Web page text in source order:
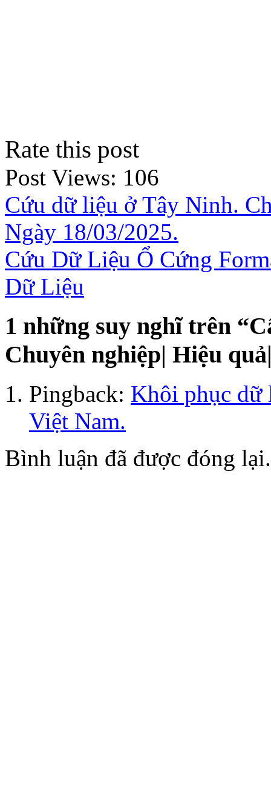
Rate this post
Post Views: 106
Cứu dữ liệu ở Tây Ninh.
Ngày 18/03/2025.
Cứu Dữ Liệu Ổ Cứng
Dữ Liệu
1 những suy nghĩ trên “
Chuyên nghiệp| Hiệu
Pingback: Khôi phục dữ
Việt Nam.
Bình luận đã được đóng lại.